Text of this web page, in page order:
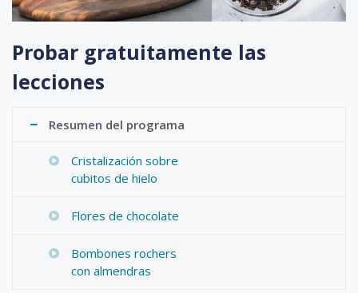
Probar gratuitamente las
lecciones
Resumen del programa
Cristalización sobre
cubitos de hielo
Flores de chocolate
Bombones rochers
con almendras